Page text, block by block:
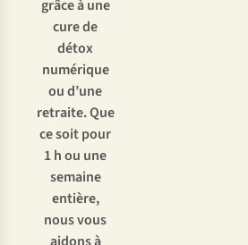
grâce à une
cure de
détox
numérique
ou d’une
retraite. Que
ce soit pour
1 h ou une
semaine
entière,
nous vous